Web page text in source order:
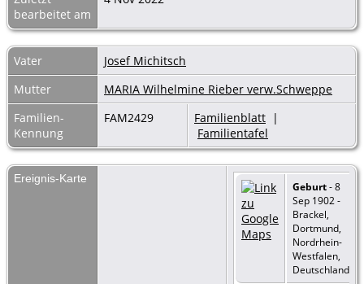
bearbeitet am
Vater
Josef Michitsch
Mutter
MARIA Wilhelmine Rieber verw.Schweppe
Familien-
Kennung
FAM2429 Familienblatt |
Familientafel
Ereignis-Karte
Geburt- 8
Sep 1902 -
Brackel,
Dortmund,
Nordrhein-
Westfalen,
Deutschland